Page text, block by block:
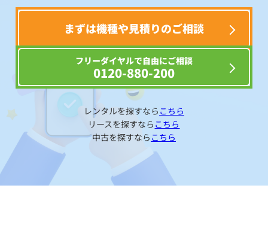
まずは機種や見積りのご相談
フリーダイヤルで自由にご相談
0120-880-200
レンタルを探すなら こちら
リースを探すなら こちら
中古を探すなら こちら